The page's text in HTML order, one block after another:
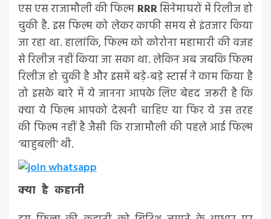
एस एस राजामौली की फिल्म RRRसिनेमाघरों में रिलीज हो
चुकी है. इस फिल्म को लेकर काफी समय से इंतजार किया
जा रहा था. हालांकि, फिल्म को कोरोना महामारी की वजह
से रिलीज नहीं किया जा सका था. लेकिन अब जबकि फिल्म
रिलीज हो चुकी है और इसमें बड़े-बड़े स्टार्स ने काम किया है
तो इसके बारे में ये जानना आपके लिए बेहद जरूरी है कि
क्या ये फिल्म आपको देखनी चाहिए या फिर ये उस तरह
की फिल्म नहीं है जैसी कि राजामौली की पहले आई फिल्म
‘बाहुबली’ थी.
क्या है कहानी